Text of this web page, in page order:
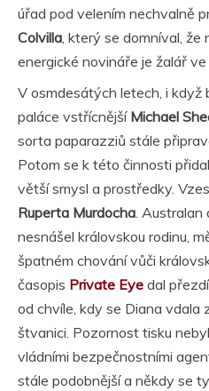
úřad pod velením nechvalně
Colvilla, který se domníval, že
energické novináře je žalář ve
V osmdesátých letech, i když
paláce vstřícnější Michael
sorta paparazziů stále
Potom se k této činnosti
větší smysl a prostředky.
Ruperta Murdocha. Australan
nesnášel královskou rodinu,
špatném chování vůči
časopis Private Eye dal
od chvíle, kdy se Diana vdala
štvanici. Pozornost tisku
vládními bezpečnostními
stále podobnější a někdy se